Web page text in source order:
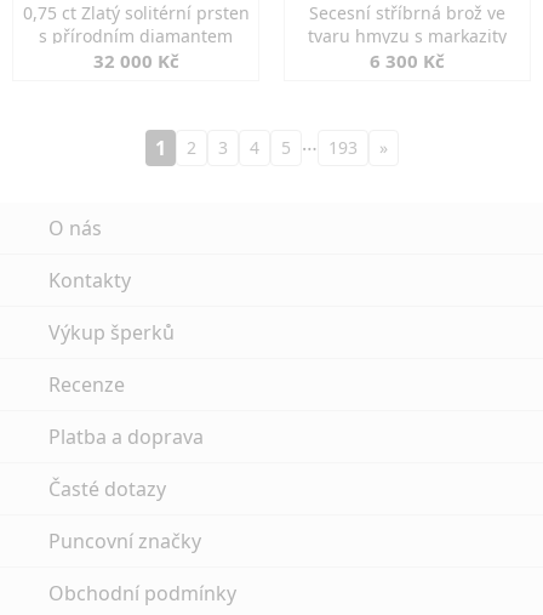
0,75 ct Zlatý solitérní prsten
s přírodním diamantem
32 000 Kč
Secesní stříbrná brož ve
tvaru hmyzu s markazity
6 300 Kč
1 2 3 4 5 … 193 »
O nás
Kontakty
Výkup šperků
Recenze
Platba a doprava
Časté dotazy
Puncovní značky
Obchodní podmínky